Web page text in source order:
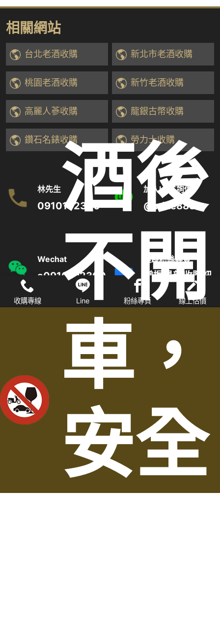
相關網站
台北老酒收購 新北市老酒收購
桃園老酒收購 新竹老酒收購
高麗人蔘收購 龍銀古幣收購
鑽石名錶收購 勞力士收購
林先生
0910192300
加入LINE詢價
@wine8888
Wechat
a0910192300
追蹤粉絲專頁
掌握最新收購訊
息
收購老酒收購流程 │線上老酒估價
老酒相關知識
金門高粱酒收購|勞力士收購 沉香收購|
| 雞血石/壽山石收購 |珠寶翡翠收購
Copyright © 2021 台灣老酒收購網
收購專線 Line 粉絲專頁 線上估價
酒後
不開
車，
安全